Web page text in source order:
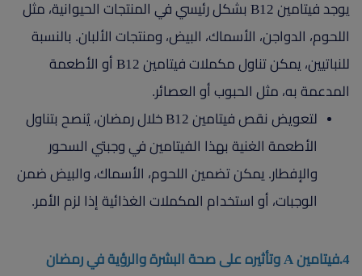
يوجد فيتامين B12 بشكل رئيسي في المنتجات الحيوانية، مثل
اللحوم، الدواجن، الأسماك، البيض، ومنتجات الألبان. بالنسبة
للنباتيين، يمكن تناول مكملات فيتامين B12 أو الأطعمة
المدعمة به، مثل الحبوب أو العصائر.
لتعويض نقص فيتامين B12 خلال رمضان، يُنصح بتناول
الأطعمة الغنية بهذا الفيتامين في وجبتي السحور
والإفطار. يمكن تضمين اللحوم، الأسماك، والبيض ضمن
الوجبات، أو استخدام المكملات الغذائية إذا لزم الأمر.
4.فيتامين A وتأثيره على صحة البشرة والرؤية في رمضان